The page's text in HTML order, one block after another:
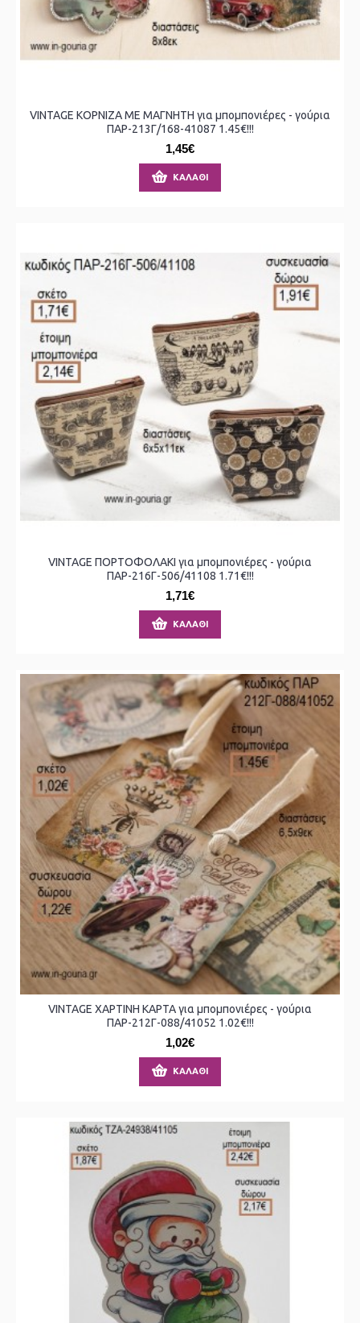
VINTAGE ΚΟΡΝΙΖΑ ΜΕ ΜΑΓΝΗΤΗ για μπομπονιέρες - γούρια
ΠΑΡ-213Γ/168-41087 1.45€!!!
1,45€
ΚΑΛΆΘΙ
VINTAGE ΠΟΡΤΟΦΟΛΑΚΙ για μπομπονιέρες - γούρια
ΠΑΡ-216Γ-506/41108 1.71€!!!
1,71€
ΚΑΛΆΘΙ
VINTAGE ΧΑΡΤΙΝΗ ΚΑΡΤΑ για μπομπονιέρες - γούρια
ΠΑΡ-212Γ-088/41052 1.02€!!!
1,02€
ΚΑΛΆΘΙ